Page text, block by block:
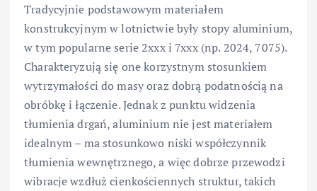
Tradycyjnie podstawowym materiałem
konstrukcyjnym w lotnictwie były stopy aluminium,
w tym popularne serie 2xxx i 7xxx (np. 2024, 7075).
Charakteryzują się one korzystnym stosunkiem
wytrzymałości do masy oraz dobrą podatnością na
obróbkę i łączenie. Jednak z punktu widzenia
tłumienia drgań, aluminium nie jest materiałem
idealnym – ma stosunkowo niski współczynnik
tłumienia wewnętrznego, a więc dobrze przewodzi
wibracje wzdłuż cienkościennych struktur, takich